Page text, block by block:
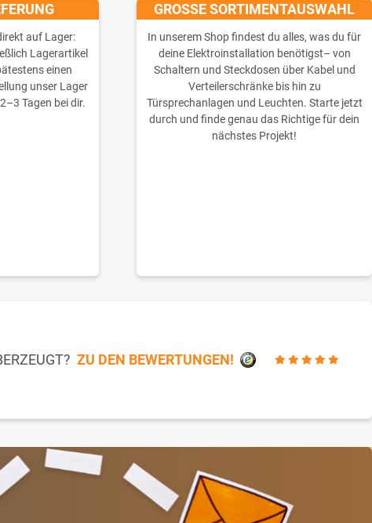
auf Lager:
Lagerartikel
einen
unser Lager
Tagen bei dir.
GROSSE SORTIMENTAUSWAHL
In unserem Shop findest du alles, was du für
deine Elektroinstallation benötigst– von
Schaltern und Steckdosen über Kabel und
Verteilerschränke bis hin zu
Türsprechanlagen und Leuchten. Starte jetzt
durch und finde genau das Richtige für dein
nächstes Projekt!
ZU DEN BEWERTUNGEN!